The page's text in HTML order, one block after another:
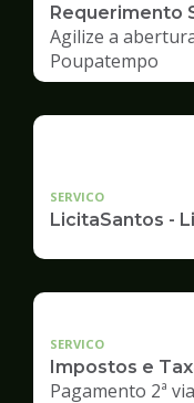
Requerimento
Agilize a
Poupatempo
SERVICO
LicitaSantos -
SERVICO
Impostos e
Pagamento 2ª